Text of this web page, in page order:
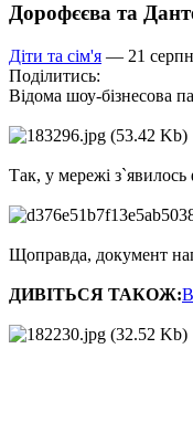
Дорофєєва та
Діти та сім'я — 21
Поділитись:
Відома шоу-бізнесова
Так, у мережі
Щоправда, документ
ДИВІТЬСЯ ТАКОЖ: